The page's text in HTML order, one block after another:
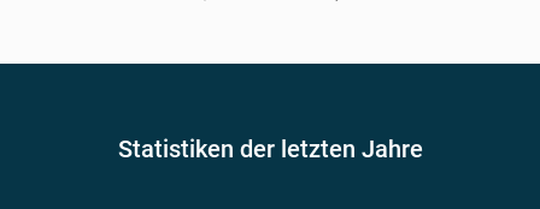
Statistiken der letzten Jahre